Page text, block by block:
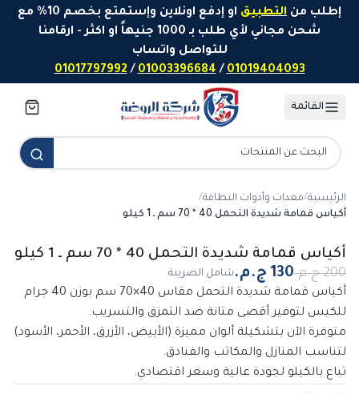
تخطَّ إلى المحتوى
إطلب من التطبيق
او إدفع اونلاين وإستمتع بخصم 10% مع
شحن مجاني لأي طلب بـ 1000 جنيهاً او اكثر - ارقامنا
للتواصل واتساب
01019404093
/
01003396684
/
01017797992
القائمة
الرئيسية/معدات وأدوات النظافة/
أكياس قمامة شديدة التحمل 40 * 70 سم ـ 1 كيلو
أكياس قمامة شديدة التحمل 40 * 70 سم ـ 1 كيلو
شامل الضريبة
أكياس قمامة شديدة التحمل مقاس 40×70 سم بوزن 40 جرام
للكيس لتوفير أقصى متانة ضد التمزق والتسريب.
متوفرة الآن بتشكيلة ألوان مميزة (الأبيض، الأزرق، الأحمر، الأسود)
لتناسب المنازل والمكاتب والفنادق.
تباع بالكيلو لجودة عالية وسعر اقتصادي.